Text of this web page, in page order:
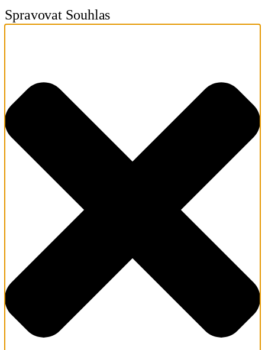
Spravovat Souhlas